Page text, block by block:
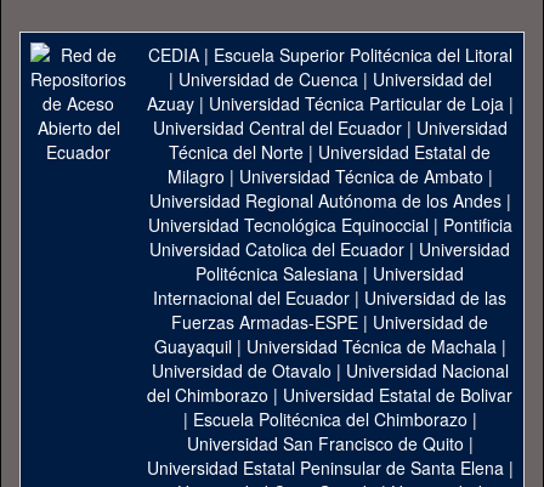
CEDIA| Escuela Superior Politécnica del Litoral
| Universidad de Cuenca| Universidad del
Azuay| Universidad Técnica Particular de Loja|
Universidad Central del Ecuador| Universidad
Técnica del Norte | Universidad Estatal de
Milagro | Universidad Técnica de Ambato |
Universidad Regional Autónoma de los Andes|
Universidad Tecnológica Equinoccial| Pontificia
Universidad Catolica del Ecuador | Universidad
Politécnica Salesiana | Universidad
Internacional del Ecuador | Universidad de las
Fuerzas Armadas-ESPE | Universidad de
Guayaquil| Universidad Técnica de Machala|
Universidad de Otavalo | Universidad Nacional
del Chimborazo | Universidad Estatal de Bolivar
| Escuela Politécnica del Chimborazo |
Universidad San Francisco de Quito |
Universidad Estatal Peninsular de Santa Elena|